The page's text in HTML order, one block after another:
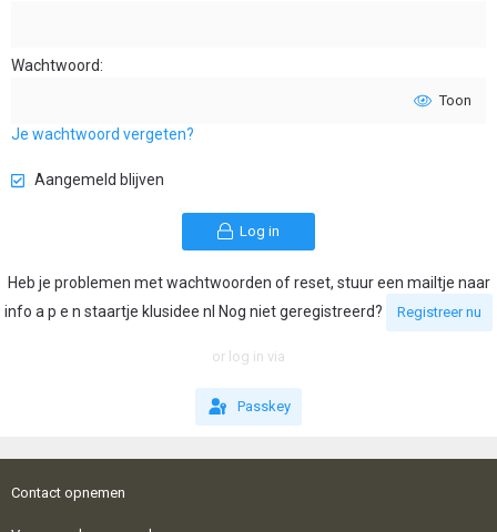
Wachtwoord
Toon
Je wachtwoord vergeten?
Aangemeld blijven
Log in
Heb je problemen met wachtwoorden of reset, stuur een mailtje naar
info a p e n staartje klusidee nl Nog niet geregistreerd?
Registreer nu
or log in via
Passkey
Contact opnemen